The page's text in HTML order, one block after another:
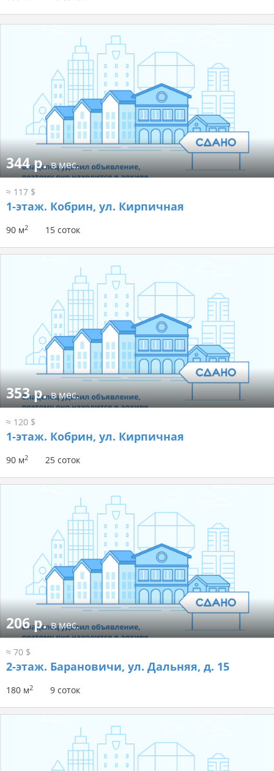
344 р.в мес.
≈ 117 $
1-этаж. Кобрин, ул. Кирпичная
90 м2 15 соток
353 р.в мес.
≈ 120 $
1-этаж. Кобрин, ул. Кирпичная
90 м2 25 соток
206 р.в мес.
≈ 70 $
2-этаж. Барановичи, ул. Дальняя, д. 15
180 м2 9 соток